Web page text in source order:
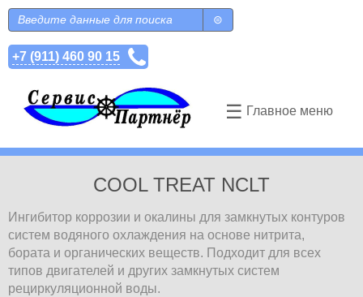
Перейти к основному содержанию
Форма поиска
Поиск
+7 (911) 460 90 15
☰ Главное меню
COOL TREAT NCLT
Ингибитор коррозии и окалины для замкнутых контуров
систем водяного охлаждения на основе нитрита,
бората и органических веществ. Подходит для всех
типов двигателей и других замкнутых систем
рециркуляционной воды.